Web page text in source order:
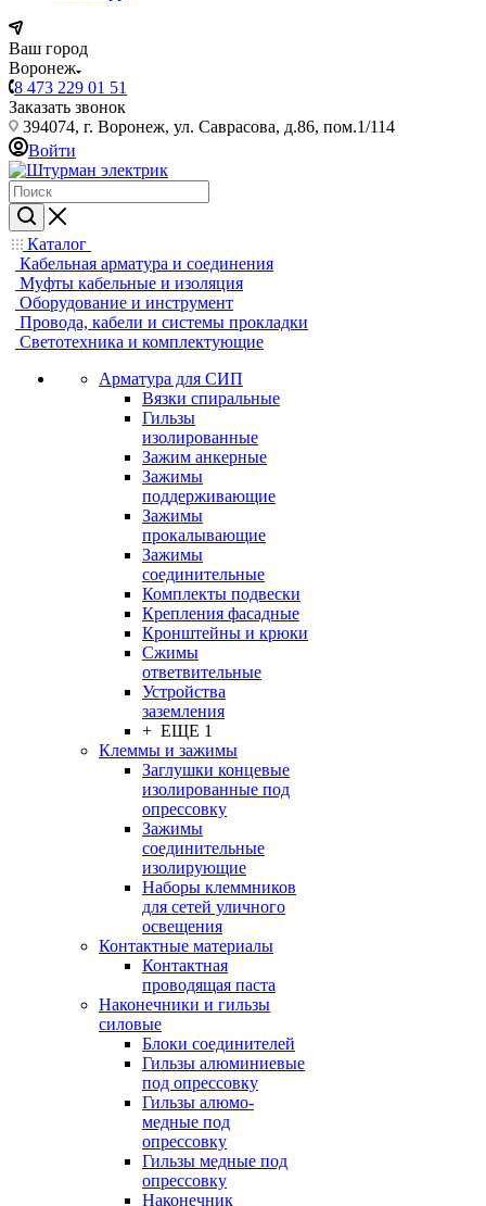
Ваш город
Воронеж
8 473 229 01 51
Заказать звонок
394074, г. Воронеж, ул. Саврасова, д.86, пом.1/114
Войти
Каталог
Кабельная арматура и соединения
Муфты кабельные и изоляция
Оборудование и инструмент
Провода, кабели и системы прокладки
Светотехника и комплектующие
Арматура для СИП
Вязки спиральные
Гильзы
изолированные
Зажим анкерные
Зажимы
поддерживающие
Зажимы
прокалывающие
Зажимы
соединительные
Комплекты подвески
Крепления фасадные
Кронштейны и крюки
Сжимы
ответвительные
Устройства
заземления
+ ЕЩЕ 1
Клеммы и зажимы
Заглушки концевые
изолированные под
опрессовку
Зажимы
соединительные
изолирующие
Наборы клеммников
для сетей уличного
освещения
Контактные материалы
Контактная
проводящая паста
Наконечники и гильзы
силовые
Блоки соединителей
Гильзы алюминиевые
под опрессовку
Гильзы алюмо-
медные под
опрессовку
Гильзы медные под
опрессовку
Наконечник